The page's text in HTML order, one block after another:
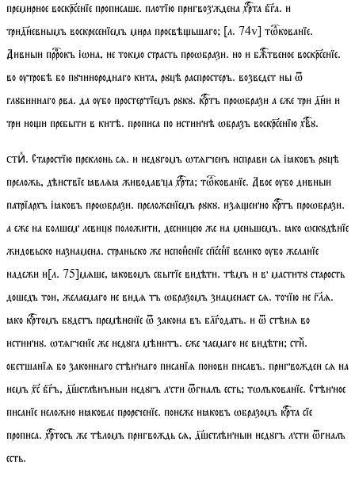
премирное воскрсенїе прописаше. плотїю пригвозждена хрта бга. и
тридневнымъ воскресенїемъ мира просвѣьшаго;[л.74v]тѡкованїе.
Дивныи пррокъ іѡна, не токмо страсть проѡбрази. но и бжтвеное воскрсенїе.
во ѹтробѣ бо пꙋчинороднаго кита, рꙋцѣ распростеръ. возведет ны ѿ
глꙋбиннаго рва. да ѹбо простертїемъ рꙋкꙋ. кртъ проѡбрази а еже три дни и
три нои пребыти в китѣ. прописа по истиннѣ ѡбразъ воскрсенїю хвꙋ.
стиⷯ. Старостїю преклонь сѧ. и недꙋгомъ ѡтѧгченъ исправи сѧ іꙗковъ рꙋцѣ
преложь, дѣиствїе ꙗвлѧꙗ живодавца хрта;тѡкованїе. Двое ѹбо дивныи
патрїархъ іꙗковъ проѡбрази. преложенїемъ рꙋкꙋ. изѧенно кртъ проѡбрази.
а еже на болшем левицꙋ положити, десницею же на меньшемъ. ꙗко ѡскꙋдѣнїе
жидовьско назнамена. страньско же испонⷧенїе спсенⷷї велико ѹбо желанїе
надежи и[л.75]мѧше, ꙗковомъ сбытїе видѣти. тѣмъ и в маститꙋ старость
дошедъ тои, желаемаго не видѧ тъ ѡбразомъ знаменает сѧ. точїю не глѧ.
ꙗко кртомъ бꙋдетъ премѣненїе ѿ закона въ блгодать. и ѿ стѣнѧ во
истиннꙋ. ѡтѧгченїе же недꙋга мѣнитъ. еже чаемаго не видѣти;стиⷯ.
обетшанїѧ бо законнаго стѣннаго писанїѧ понови писавъ. пригвождеи сѧ на
немъ хс бгъ, дшетлѣнъныи недꙋгъ лсти ѿгналъ есть;тѡлъкованїе. Стѣнное
писанїе неложно иꙗковле прореченїе. понеже иꙗковъ ѡбразомъ крта сїе
прописа. хртосъ же тѣломъ пригвождь сѧ, дшетлѣнныи недꙋгъ лсти ѿгналъ
есть.